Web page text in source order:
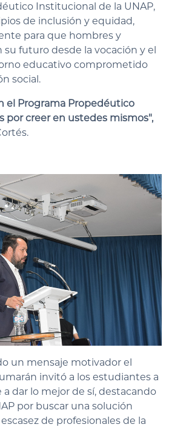
Institucional de la UNAP,
de inclusión y equidad,
para que hombres y
futuro desde la vocación y el
educativo comprometido
social.
el Programa Propedéutico
por creer en ustedes mismos",
un mensaje motivador el
invitó a los estudiantes a
dar lo mejor de sí, destacando
por buscar una solución
de profesionales de la